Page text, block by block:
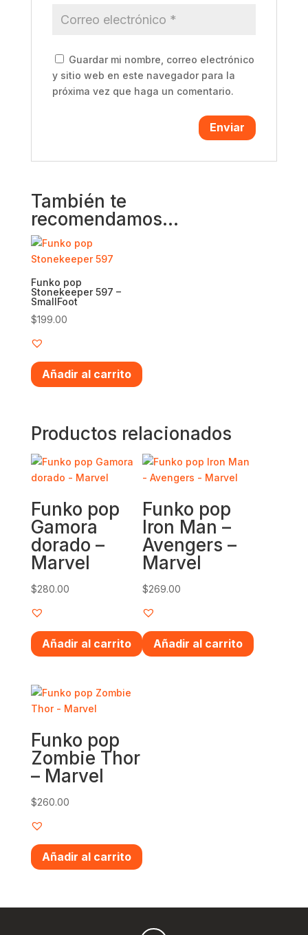
Guardar mi nombre, correo electrónico
y sitio web en este navegador para la
próxima vez que haga un comentario.
También te
recomendamos…
Funko pop
Stonekeeper 597 –
SmallFoot
$199.00
Añadir al carrito
Productos relacionados
Funko pop
Gamora
dorado –
Marvel
$280.00
Añadir al carrito
Funko pop
Iron Man –
Avengers –
Marvel
$269.00
Añadir al carrito
Funko pop
Zombie Thor
– Marvel
$260.00
Añadir al carrito